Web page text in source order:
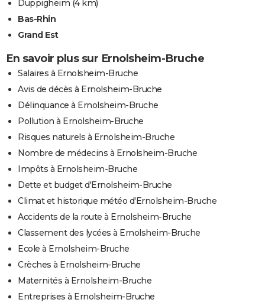
Duppigheim (4 km)
Bas-Rhin
Grand Est
En savoir plus sur Ernolsheim-Bruche
Salaires à Ernolsheim-Bruche
Avis de décès à Ernolsheim-Bruche
Délinquance à Ernolsheim-Bruche
Pollution à Ernolsheim-Bruche
Risques naturels à Ernolsheim-Bruche
Nombre de médecins à Ernolsheim-Bruche
Impôts à Ernolsheim-Bruche
Dette et budget d'Ernolsheim-Bruche
Climat et historique météo d'Ernolsheim-Bruche
Accidents de la route à Ernolsheim-Bruche
Classement des lycées à Ernolsheim-Bruche
Ecole à Ernolsheim-Bruche
Crèches à Ernolsheim-Bruche
Maternités à Ernolsheim-Bruche
Entreprises à Ernolsheim-Bruche